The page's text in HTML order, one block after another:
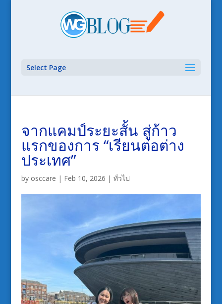
Select Page
จากแคมป์ระยะสั้น สู่ก้าว
แรกของการ “เรียนต่อต่าง
ประเทศ”
by osccare | Feb 10, 2026 | ทั่วไป